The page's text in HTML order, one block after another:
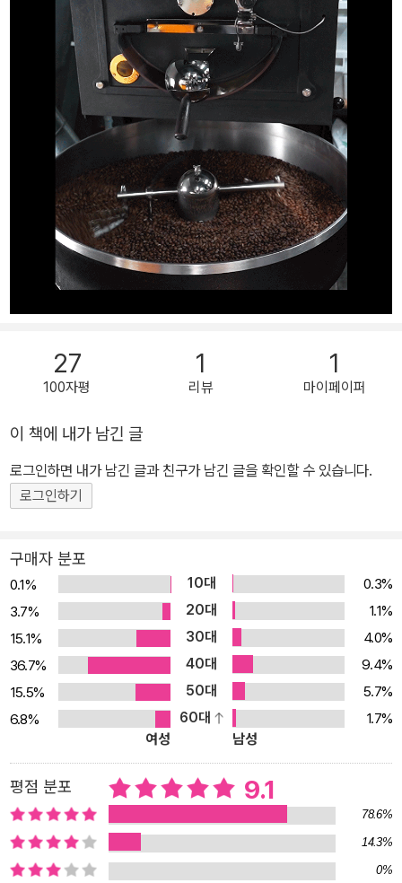
27
100자평
1
리뷰
1
마이페이퍼
이 책에 내가 남긴 글
로그인하면 내가 남긴 글과 친구가 남긴 글을 확인할 수 있습니다.
로그인하기
구매자 분포
0.1% 10대
0.3%
3.7%
20대
1.1%
15.1%
30대
4.0%
36.7%
40대
9.4%
15.5%
50대
5.7%
6.8%
60대
1.7%
여성
남성
평점 분포 9.1
78.6%
14.3%
0%